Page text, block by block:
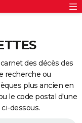
des décès des
recherche ou
plus ancien en
le code postal d'une
dessous.